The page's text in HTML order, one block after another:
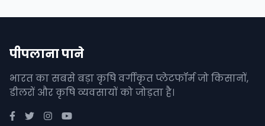
पीपलाना पाने
भारत का सबसे बड़ा कृषि वर्गीकृत प्लेटफॉर्म जो किसानों,
डीलरों और कृषि व्यवसायों को जोड़ता है।